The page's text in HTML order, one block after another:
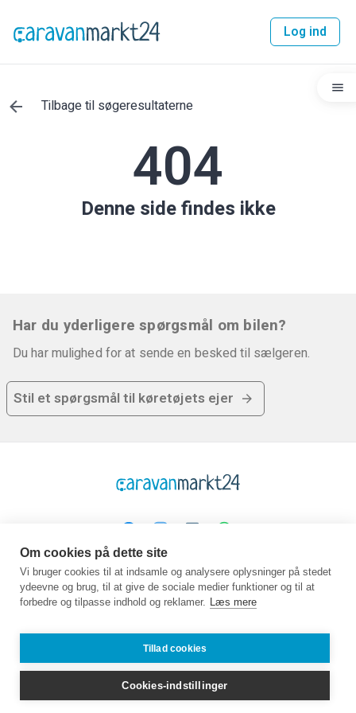
Log ind
Tilbage til søgeresultaterne
404
Denne side findes ikke
Har du yderligere spørgsmål om bilen?
Du har mulighed for at sende en besked til sælgeren.
Stil et spørgsmål til køretøjets ejer
Platform
Hjemmeside
Køb
Sælg
spørgsmål
Virksomhed
Om os
Kontakt
Guidebog
Job
Partner
Juridisk
GTC
Beskyttelse af data
Aftryk
Om cookies på dette site
Vi bruger cookies til at indsamle og analysere oplysninger på stedet
ydeevne og brug, til at give de sociale medier funktioner og til at
forbedre og tilpasse indhold og reklamer. Læs mere
Tillad cookies
Cookies-indstillinger